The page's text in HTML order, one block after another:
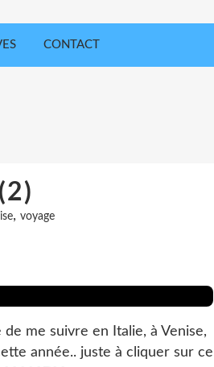
CONTACT
, voyage
me suivre en Italie, à Venise,
année.. juste à cliquer sur ce